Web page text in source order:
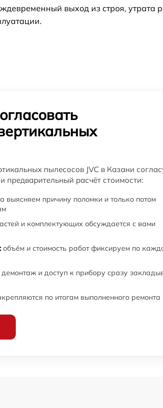
выход из строя, утрата
пылесосов JVC в Казани
предварительный расчёт стоимости:
выясняем причину поломки и только потом
и комплектующих обсуждается с вами
объём и стоимость работ фиксируем по
демонтаж и доступ к прибору сразу
по итогам выполненного ремонта